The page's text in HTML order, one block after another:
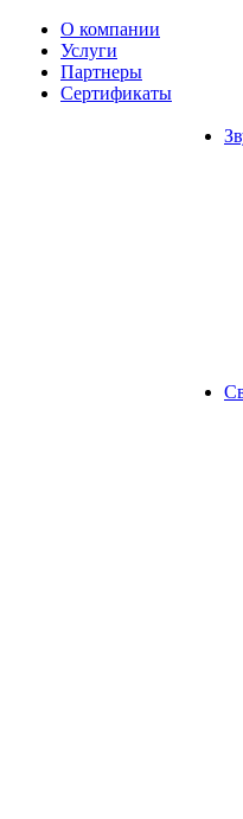
О компании
Услуги
Партнеры
Сертификаты